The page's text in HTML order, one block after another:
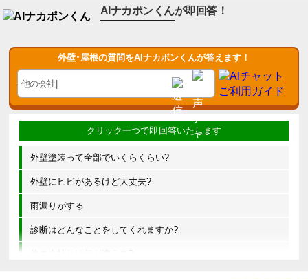
AIナカポンくんが即回答！
外壁･屋根の質問をAIナカポンくんが答えます！
外壁塗装って全部でいくらくらい?
外壁にヒビがあるけど大丈夫?
雨漏りがする
診断はどんなことをしてくれますか?
他の会社とは何が違うの?